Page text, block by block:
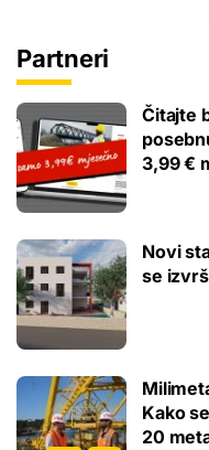
Partneri
Čitajte
3,99 €
Novi
se
Kako
20